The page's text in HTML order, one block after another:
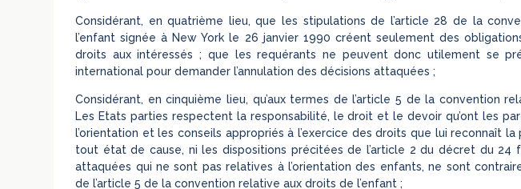
Considérant, en quatrième lieu, que les stipulations de l’article 28 de la
l’enfant signée à New York le 26 janvier 1990 créent seulement des
droits aux intéressés ; que les requérants ne peuvent donc utilement se
international pour demander l’annulation des décisions attaquées ;
Considérant, en cinquième lieu, qu’aux termes de l’article 5 de la convention
Les Etats parties respectent la responsabilité, le droit et le devoir qu’ont les
l’orientation et les conseils appropriés à l’exercice des droits que lui reconnaît la
tout état de cause, ni les dispositions précitées de l’article 2 du décret du 24
attaquées qui ne sont pas relatives à l’orientation des enfants, ne sont
de l’article 5 de la convention relative aux droits de l’enfant ;